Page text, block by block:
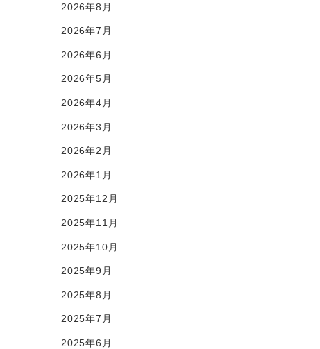
2026年8月
2026年7月
2026年6月
2026年5月
2026年4月
2026年3月
2026年2月
2026年1月
2025年12月
2025年11月
2025年10月
2025年9月
2025年8月
2025年7月
2025年6月